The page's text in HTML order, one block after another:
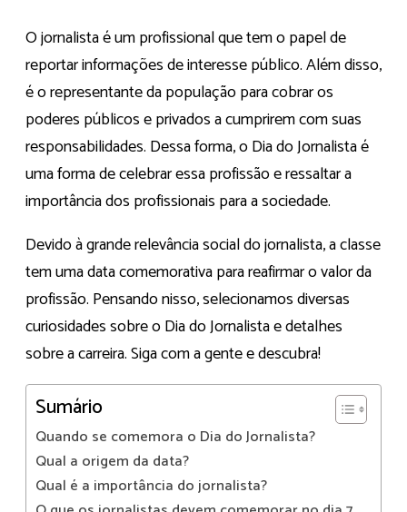
O jornalista é um profissional que tem o papel de
reportar informações de interesse público. Além disso,
é o representante da população para cobrar os
poderes públicos e privados a cumprirem com suas
responsabilidades. Dessa forma, o Dia do Jornalista é
uma forma de celebrar essa profissão e ressaltar a
importância dos profissionais para a sociedade.
Devido à grande relevância social do jornalista, a classe
tem uma data comemorativa para reafirmar o valor da
profissão. Pensando nisso, selecionamos diversas
curiosidades sobre o Dia do Jornalista e detalhes
sobre a carreira. Siga com a gente e descubra!
Sumário
Quando se comemora o Dia do Jornalista?
Qual a origem da data?
Qual é a importância do jornalista?